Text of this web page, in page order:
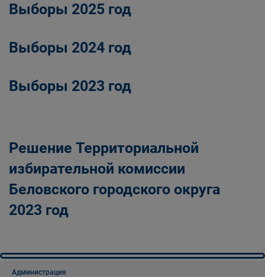
Выборы 2025 год
Выборы 2024 год
Выборы 2023 год
Решение Территориальной
избирательной комиссии
Беловского городского округа
2023 год
Администрация